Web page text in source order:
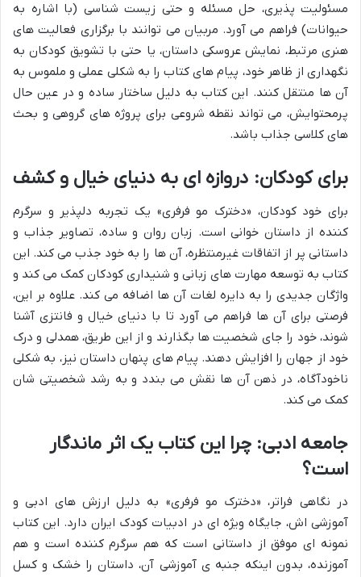
مسئولیت پذیری، حل مسئله و حتی زیست شناسی (با اشاره به
حیوانات) فراهم می آورد. مربیان می توانند با برگزاری فعالیت های
هنری مرتبط، نمایش عروسکی داستان، یا حتی با تشویق کودکان به
نگهداری از ظاهر خود، پیام های کتاب را به شکلی عملی و ملموس به
آن ها منتقل کنند. این کتاب به دلیل ساختار ساده و در عین حال
پرمحتوایش، می تواند نقطه شروعی برای پروژه های گروهی و بحث
های کلاسی جذاب باشد.
برای کودکان: دروازه ای به دنیای خیال و کشف
برای خود کودکان، «دخترک مو فرفری» یک تجربه دلپذیر و سرگرم
کننده از داستان خوانی است. زبان روان و ساده، تصاویر جذاب و
داستانی پر از اتفاقات غیرمنتظره، آن ها را به خود جذب می کند. این
کتاب به توسعه مهارت های زبانی و شنیداری کودکان کمک می کند و
واژگان جدیدی را به دایره لغات آن ها اضافه می کند. علاوه بر این،
فرصتی برای آن ها فراهم می آورد تا با دنیای خیال و فانتزی آشنا
شوند، خود را جای شخصیت ها بگذارند و از این طریق، همدلی و درک
خود از جهان را افزایش دهند. پیام های پنهان داستان نیز، به شکلی
ناخودآگاه، در ذهن آن ها نقش می بندد و به رشد شخصیتی شان
کمک می کند.
جامعه ادبی: چرا این کتاب یک اثر ماندگار
است؟
در نگاهی فراتر، «دخترک مو فرفری» به دلیل ارزش های ادبی و
آموزشی اش، جایگاه ویژه ای در ادبیات کودک ایران دارد. این کتاب
نمونه ای موفق از داستانی است که هم سرگرم کننده است و هم
آموزنده، بدون اینکه جنبه ی آموزشی آن، داستان را خشک و کسل